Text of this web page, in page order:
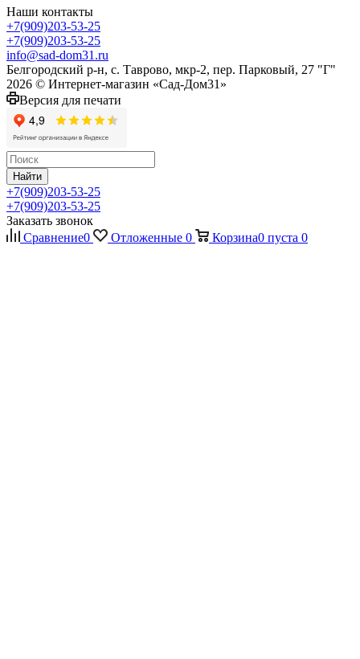
Наши контакты
+7(909)203-53-25
+7(909)203-53-25
info@sad-dom31.ru
Белгородский р-н, с. Таврово, мкр-2, пер. Парковый, 27 "Г"
2026 © Интернет-магазин «Сад-Дом31»
Версия для печати
Найти
+7(909)203-53-25
+7(909)203-53-25
Заказать звонок
Сравнение0 Отложенные 0 Корзина0 пуста 0